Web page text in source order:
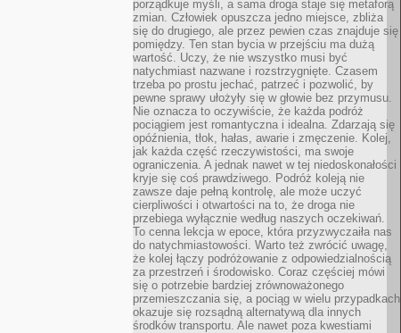
porządkuje myśli, a sama droga staje się metaforą
zmian. Człowiek opuszcza jedno miejsce, zbliża
się do drugiego, ale przez pewien czas znajduje się
pomiędzy. Ten stan bycia w przejściu ma dużą
wartość. Uczy, że nie wszystko musi być
natychmiast nazwane i rozstrzygnięte. Czasem
trzeba po prostu jechać, patrzeć i pozwolić, by
pewne sprawy ułożyły się w głowie bez przymusu.
Nie oznacza to oczywiście, że każda podróż
pociągiem jest romantyczna i idealna. Zdarzają się
opóźnienia, tłok, hałas, awarie i zmęczenie. Kolej,
jak każda część rzeczywistości, ma swoje
ograniczenia. A jednak nawet w tej niedoskonałości
kryje się coś prawdziwego. Podróż koleją nie
zawsze daje pełną kontrolę, ale może uczyć
cierpliwości i otwartości na to, że droga nie
przebiega wyłącznie według naszych oczekiwań.
To cenna lekcja w epoce, która przyzwyczaiła nas
do natychmiastowości. Warto też zwrócić uwagę,
że kolej łączy podróżowanie z odpowiedzialnością
za przestrzeń i środowisko. Coraz częściej mówi
się o potrzebie bardziej zrównoważonego
przemieszczania się, a pociąg w wielu przypadkach
okazuje się rozsądną alternatywą dla innych
środków transportu. Ale nawet poza kwestiami